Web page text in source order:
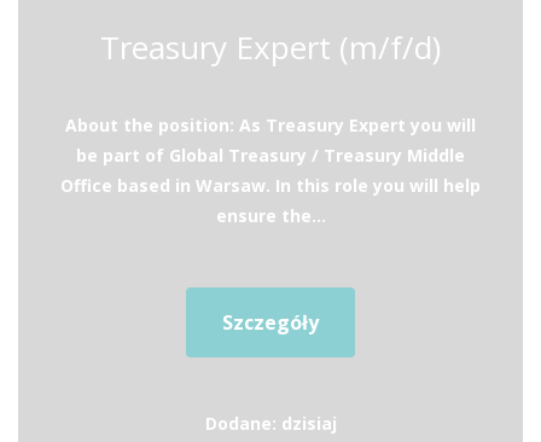
Treasury Expert (m/f/d)
About the position: As Treasury Expert you will
be part of Global Treasury / Treasury Middle
Office based in Warsaw. In this role you will help
ensure the...
Szczegóły
Dodane: dzisiaj